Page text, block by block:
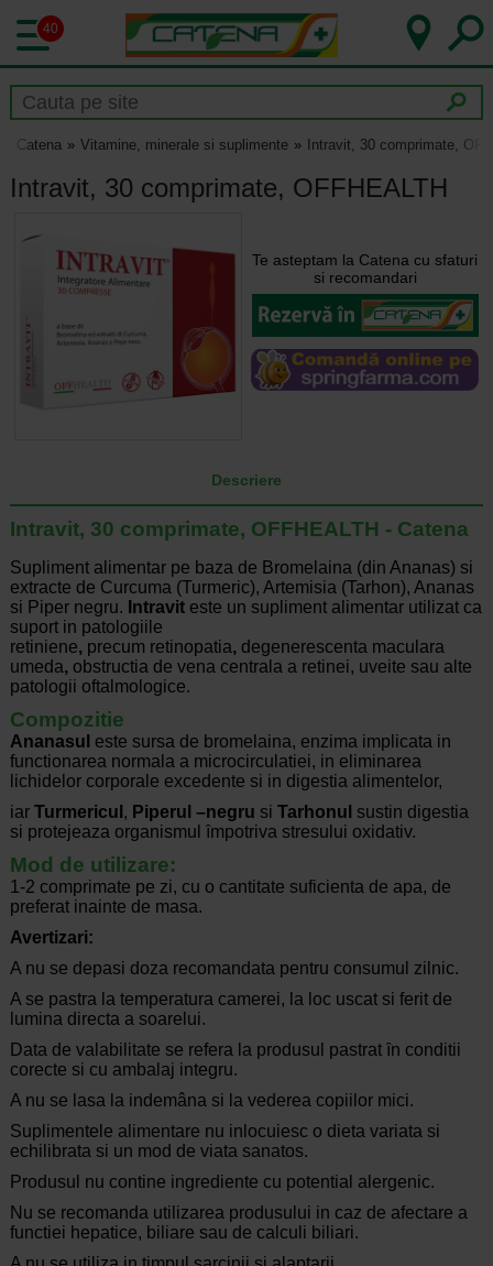
40
Catena Vitamine, minerale si suplimente Intravit, 30 comprimate,
Intravit, 30 comprimate, OFFHEALTH
Te asteptam la Catena cu sfaturi
si recomandari
Descriere
Intravit, 30 comprimate, OFFHEALTH - Catena
Supliment alimentar pe baza de Bromelaina (din Ananas) si
extracte de Curcuma (Turmeric), Artemisia (Tarhon), Ananas
si Piper negru. Intravit este un supliment alimentar utilizat ca
suport in patologiile
retiniene, precum retinopatia, degenerescenta maculara
umeda, obstructia de vena centrala a retinei, uveite sau alte
patologii oftalmologice.
Compozitie
Ananasul este sursa de bromelaina, enzima implicata in
functionarea normala a microcirculatiei, in eliminarea
lichidelor corporale excedente si in digestia alimentelor,
iar Turmericul , Piperul –negru si Tarhonul sustin digestia
si protejeaza organismul ȋmpotriva stresului oxidativ.
Mod de utilizare:
1-2 comprimate pe zi, cu o cantitate suficienta de apa, de
preferat inainte de masa.
Avertizari:
A nu se depasi doza recomandata pentru consumul zilnic.
A se pastra la temperatura camerei, la loc uscat si ferit de
lumina directa a soarelui.
Data de valabilitate se refera la produsul pastrat ȋn conditii
corecte si cu ambalaj integru.
A nu se lasa la indemâna si la vederea copiilor mici.
Suplimentele alimentare nu inlocuiesc o dieta variata si
echilibrata si un mod de viata sanatos.
Produsul nu contine ingrediente cu potential alergenic.
Nu se recomanda utilizarea produsului in caz de afectare a
functiei hepatice, biliare sau de calculi biliari.